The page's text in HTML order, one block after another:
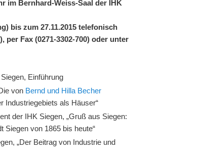
im Bernhard-Weiss-Saal der IHK
bis zum 27.11.2015 telefonisch
per Fax (0271-3302-700) oder unter
Einführung
von Bernd und Hilla Becher
Industriegebiets als Häuser“
der IHK Siegen, „Gruß aus Siegen:
Siegen von 1865 bis heute“
„Der Beitrag von Industrie und